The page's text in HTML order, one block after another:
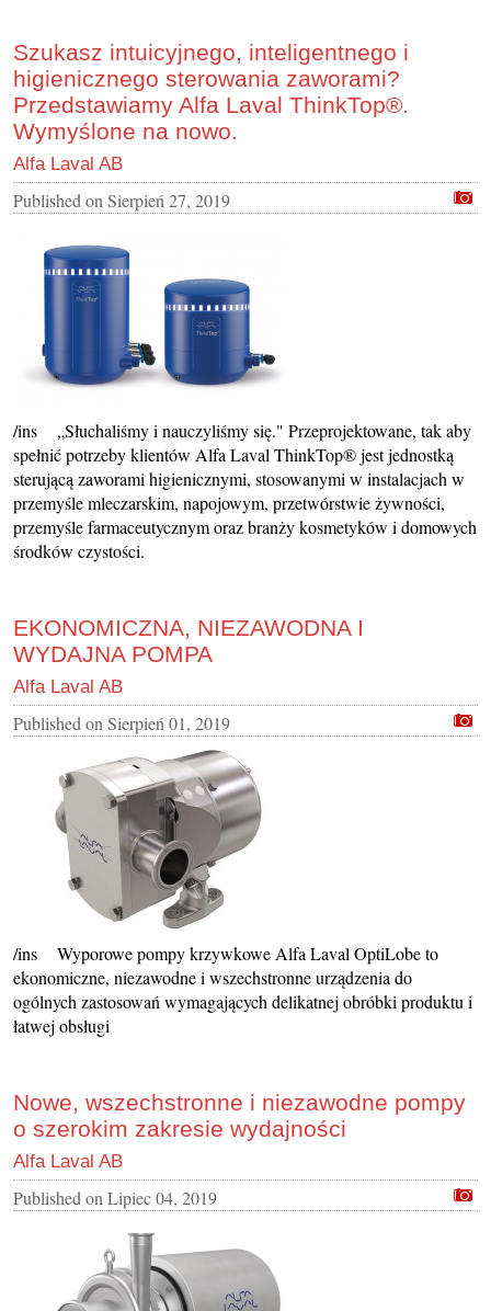
Szukasz intuicyjnego, inteligentnego i
higienicznego sterowania zaworami?
Przedstawiamy Alfa Laval ThinkTop®.
Wymyślone na nowo.
Alfa Laval AB
Published on Sierpień 27, 2019
/ins „Słuchaliśmy i nauczyliśmy się." Przeprojektowane, tak aby
spełnić potrzeby klientów Alfa Laval ThinkTop® jest jednostką
sterującą zaworami higienicznymi, stosowanymi w instalacjach w
przemyśle mleczarskim, napojowym, przetwórstwie żywności,
przemyśle farmaceutycznym oraz branży kosmetyków i domowych
środków czystości.
EKONOMICZNA, NIEZAWODNA I
WYDAJNA POMPA
Alfa Laval AB
Published on Sierpień 01, 2019
/ins Wyporowe pompy krzywkowe Alfa Laval OptiLobe to
ekonomiczne, niezawodne i wszechstronne urządzenia do
ogólnych zastosowań wymagających delikatnej obróbki produktu i
łatwej obsługi
Nowe, wszechstronne i niezawodne pompy
o szerokim zakresie wydajności
Alfa Laval AB
Published on Lipiec 04, 2019